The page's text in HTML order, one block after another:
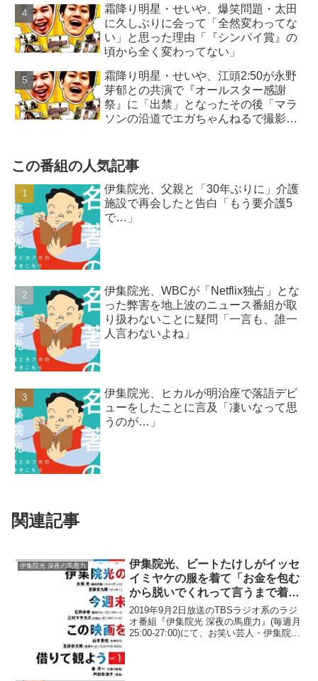
霜降り明星・せいや、爆笑問題・太田
に久しぶりに会って「全然変わってな
い」と思った理由「『シンパイ賞』の
頃から全く変わってない」
霜降り明星・せいや、江頭2:50が永野
芽郁との共演で『オールスター感謝
祭』に「出禁」となったその後「マラ
ソンの沿道でエガちゃんねるで撮影
この番組の人気記事
伊集院光、父親と「30年ぶりに」介護
施設で再会したと告白「もう要介護5
で…」
伊集院光、WBCが「Netflix独占」とな
った弊害を地上波のニュース番組が取
り扱わないことに疑問「一言も、誰一
人言わないよね」
伊集院光、ヒカルが明治座で落語デビ
ューをしたことに言及「凄いなって思
うのが…」
関連記事
伊集院光 深夜の馬鹿力
伊集院光、ビートたけしがイッセ
イミヤケの服を着て「お金を包む
から脱いでくれって言うまで着
る」と発言していたと明かす「逆
タイアップ」
2019年9月2日放送のTBSラジオ系のラジ
オ番組『伊集院光 深夜の馬鹿力』(毎週月
25:00-27:00)にて、お笑い芸人・伊集院光